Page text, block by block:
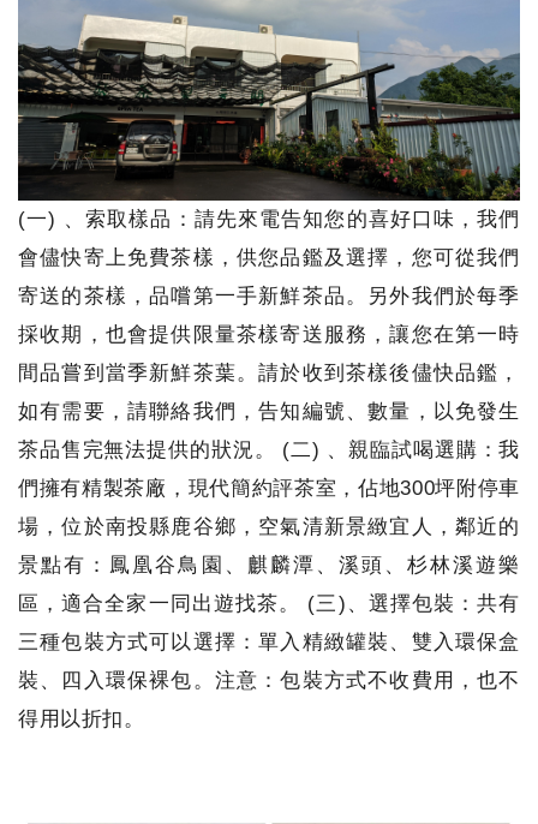
(一) 、索取樣品：請先來電告知您的喜好口味，我們
會儘快寄上免費茶樣，供您品鑑及選擇，您可從我們
寄送的茶樣，品嚐第一手新鮮茶品。另外我們於每季
採收期，也會提供限量茶樣寄送服務，讓您在第一時
間品嘗到當季新鮮茶葉。請於收到茶樣後儘快品鑑，
如有需要，請聯絡我們，告知編號、數量，以免發生
茶品售完無法提供的狀況。 (二) 、親臨試喝選購：我
們擁有精製茶廠，現代簡約評茶室，佔地300坪附停車
場，位於南投縣鹿谷鄉，空氣清新景緻宜人，鄰近的
景點有：鳳凰谷鳥園、麒麟潭、溪頭、杉林溪遊樂
區，適合全家一同出遊找茶。 (三)、選擇包裝：共有
三種包裝方式可以選擇：單入精緻罐裝、雙入環保盒
裝、四入環保裸包。注意：包裝方式不收費用，也不
得用以折扣。